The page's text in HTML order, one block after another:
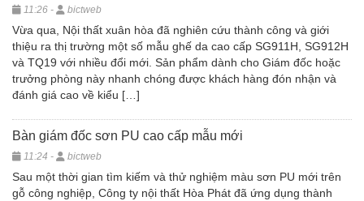
11:26 - bictweb
Vừa qua, Nội thất xuân hòa đã nghiên cứu thành công và giới
thiệu ra thị trường một số mẫu ghế da cao cấp SG911H, SG912H
và TQ19 với nhiều đổi mới. Sản phẩm dành cho Giám đốc hoặc
trưởng phòng này nhanh chóng được khách hàng đón nhận và
đánh giá cao về kiểu […]
Bàn giám đốc sơn PU cao cấp mẫu mới
11:24 - bictweb
Sau một thời gian tìm kiếm và thử nghiệm màu sơn PU mới trên
gỗ công nghiệp, Công ty nội thất Hòa Phát đã ứng dụng thành